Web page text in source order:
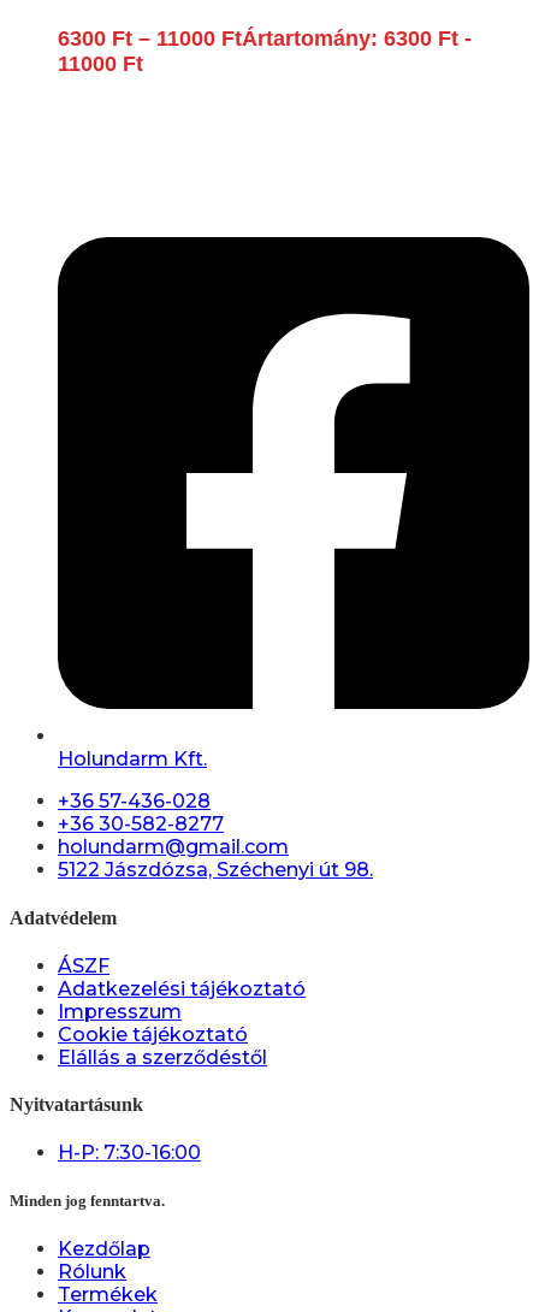
6300 Ft – 11000 FtÁrtartomány: 6300 Ft -
11000 Ft
Holundarm Kft.
+36 57-436-028
+36 30-582-8277
holundarm@gmail.com
5122 Jászdózsa, Széchenyi út 98.
Adatvédelem
ÁSZF
Adatkezelési tájékoztató
Impresszum
Cookie tájékoztató
Elállás a szerződéstől
Nyitvatartásunk
H-P: 7:30-16:00
Minden jog fenntartva.
Kezdőlap
Rólunk
Termékek